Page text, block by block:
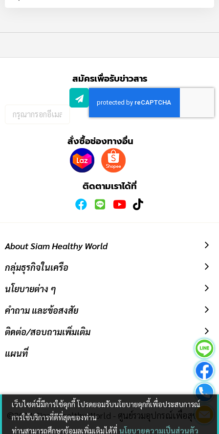
เว็บไซต์นี้มีการใช้คุกกี้ โปรดยอมรับนโยบายคุกกี้เพื่อประสบการณ์
การใช้บริการที่ดีที่สุดของท่าน
ท่านสามารถศึกษาข้อมูลเพิ่มเติมได้ที่ นโยบายความเป็นส่วนตัว
สมัครเพื่อรับข่าวสาร
อีเมล
สั่งซื้อช่องทางอื่น
ติดตามเราได้ที่
About Siam Healthy World
กลุ่มธุรกิจในเครือ
นโยบายต่าง ๆ
คำถาม และข้อสงสัย
ติดต่อ/สอบถามเพิ่มเติม
แผนที่
©2021 Siam Healthy World - ศูนย์รวมอุปกรณ์เพื่อสุขภาพ